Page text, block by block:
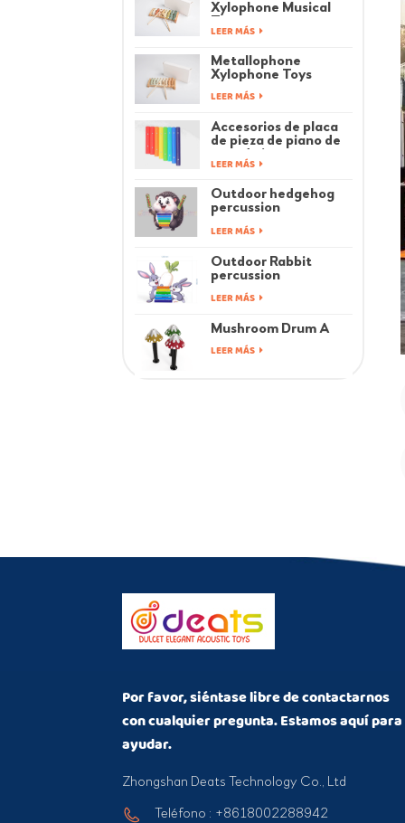
Xylophone Musical
Toys
LEER MÁS
Metallophone
Xylophone Toys
LEER MÁS
Accesorios de placa
de pieza de piano de
arco de juguetes
musicales para niños
LEER MÁS
Outdoor hedgehog
percussion
instrument
LEER MÁS
Outdoor Rabbit
percussion
instrument
LEER MÁS
Mushroom Drum A
LEER MÁS
Por favor, siéntase libre de contactarnos
con cualquier pregunta. Estamos aquí para
ayudar.
Zhongshan Deats Technology Co., Ltd
Teléfono : +8618002288942